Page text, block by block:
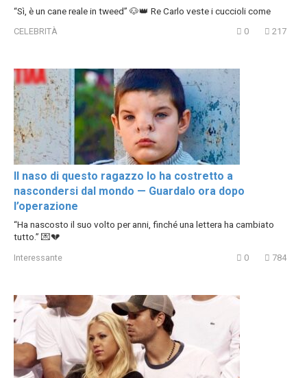
“Sì, è un cane reale in tweed” 🐶👑 Re Carlo veste i cuccioli come
CELEBRITÀ 0 217
Il naso di questo ragazzo lo ha costretto a
nascondersi dal mondo — Guardalo ora dopo
l’operazione
“Ha nascosto il suo volto per anni, finché una lettera ha cambiato
tutto.” 💌💔
Interessante 0 784